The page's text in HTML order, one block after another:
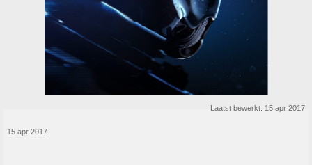
Laatst bewerkt: 15 apr 2017
15 apr 2017